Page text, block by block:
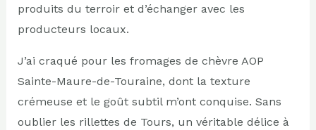
produits du terroir et d’échanger avec les
producteurs locaux.
J’ai craqué pour les fromages de chèvre AOP
Sainte-Maure-de-Touraine, dont la texture
crémeuse et le goût subtil m’ont conquise. Sans
oublier les rillettes de Tours, un véritable délice à